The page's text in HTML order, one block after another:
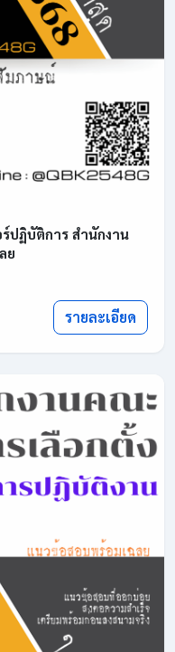
ปฏิบัติการ สำนักงาน
ย
รายละเอียด